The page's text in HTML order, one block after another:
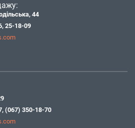
44
, 25-18-09
, (067) 350-18-70